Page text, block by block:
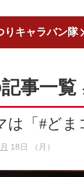
りキャラバン隊
記事一覧
「#どま
18日 （月）